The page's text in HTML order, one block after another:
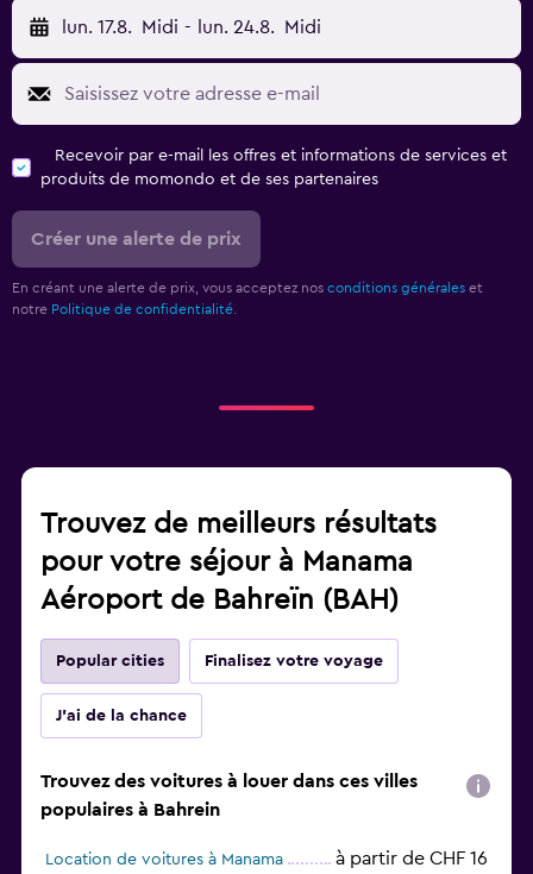
lun. 17.8. Midi - lun. 24.8. Midi
Recevoir par e-mail les offres et informations de services et
produits de momondo et de ses partenaires
Créer une alerte de prix
En créant une alerte de prix, vous acceptez nos conditions générales et
notre Politique de confidentialité.
Trouvez de meilleurs résultats
pour votre séjour à Manama
Aéroport de Bahreïn (BAH)
Popular cities Finalisez votre voyage
J'ai de la chance
Trouvez des voitures à louer dans ces villes
populaires à Bahrein
Location de voitures à Manama à partir de CHF 16